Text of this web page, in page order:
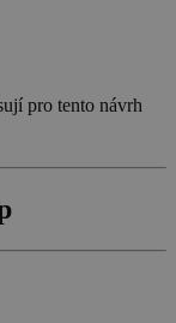
pro tento návrh